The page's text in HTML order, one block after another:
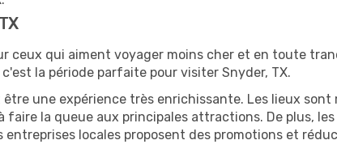
ceux qui aiment voyager moins cher et en toute
la période parfaite pour visiter Snyder, TX.
être une expérience très enrichissante. Les lieux
faire la queue aux principales attractions. De plus,
entreprises locales proposent des promotions et